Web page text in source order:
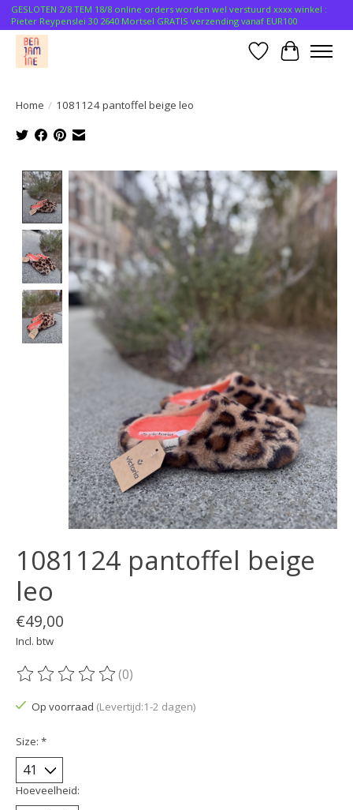
GESLOTEN 2/8 TEM 18/8 online orders worden wel verstuurd xxxx winkel :
Pieter Reypenslei 30 2640 Mortsel GRATIS verzending vanaf EUR100
Verlanglijst
Home / 1081124 pantoffel beige leo
Product image slideshow Items
1081124 pantoffel beige
leo
€49,00
Incl. btw
De beoordeling van dit product is
(0)
Op voorraad (Levertijd:1-2 dagen)
Size: *
Hoeveelheid: